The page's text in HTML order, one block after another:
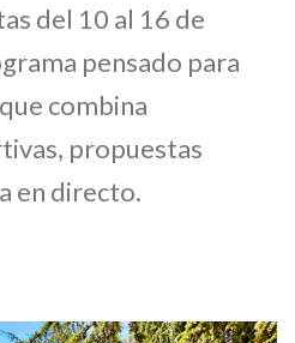
del 10 al 16 de
pensado para
combina
propuestas
en directo.